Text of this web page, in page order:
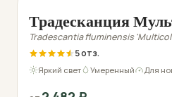
Традесканция
Tradescantia fluminensis
5
Яркий свет Умеренный Для